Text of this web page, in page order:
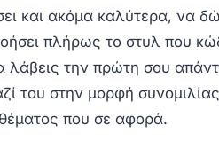
και ακόμα καλύτερα, να
πλήρως το στυλ που
λάβεις την πρώτη σου
του στην μορφή
που σε αφορά.